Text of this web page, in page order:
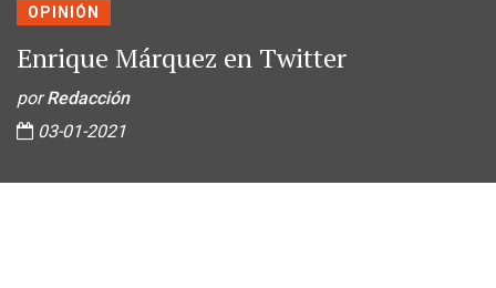
OPINIÓN
Enrique Márquez en Twitter
porRedacción
03-01-2021